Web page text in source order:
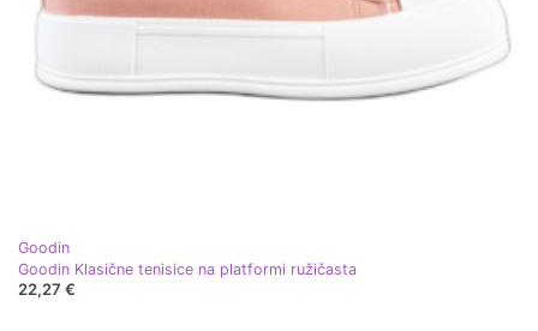
Goodin
Goodin Klasične tenisice na platformi ružičasta
22,27 €